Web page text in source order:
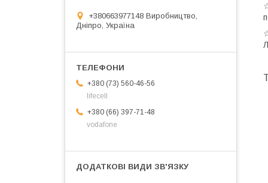
+380663977148 Виробництво,
Дніпро, Україна
+380 (73) 560-46-56
lifecell
+380 (66) 397-71-48
vodafone